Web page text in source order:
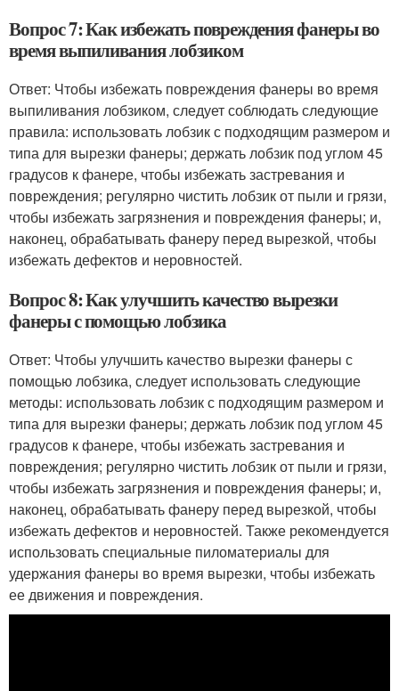
Вопрос 7: Как избежать повреждения фанеры во
время выпиливания лобзиком
Ответ: Чтобы избежать повреждения фанеры во время
выпиливания лобзиком, следует соблюдать следующие
правила: использовать лобзик с подходящим размером и
типа для вырезки фанеры; держать лобзик под углом 45
градусов к фанере, чтобы избежать застревания и
повреждения; регулярно чистить лобзик от пыли и грязи,
чтобы избежать загрязнения и повреждения фанеры; и,
наконец, обрабатывать фанеру перед вырезкой, чтобы
избежать дефектов и неровностей.
Вопрос 8: Как улучшить качество вырезки
фанеры с помощью лобзика
Ответ: Чтобы улучшить качество вырезки фанеры с
помощью лобзика, следует использовать следующие
методы: использовать лобзик с подходящим размером и
типа для вырезки фанеры; держать лобзик под углом 45
градусов к фанере, чтобы избежать застревания и
повреждения; регулярно чистить лобзик от пыли и грязи,
чтобы избежать загрязнения и повреждения фанеры; и,
наконец, обрабатывать фанеру перед вырезкой, чтобы
избежать дефектов и неровностей. Также рекомендуется
использовать специальные пиломатериалы для
удержания фанеры во время вырезки, чтобы избежать
ее движения и повреждения.